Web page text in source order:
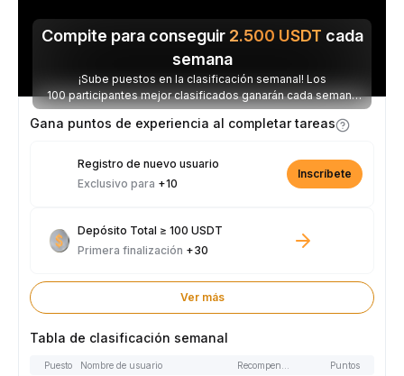
Compite para conseguir 2.500 USDT cada
semana
¡Sube puestos en la clasificación semanal! Los
100 participantes mejor clasificados ganarán cada semana
parte de los 2.500 USDT disponibles.
Gana puntos de experiencia al completar tareas
Registro de nuevo usuario
Exclusivo para +10
Inscríbete
Depósito Total ≥ 100 USDT
Primera finalización +30
Ver más
Tabla de clasificación semanal
Puesto Nombre de usuario Puntos